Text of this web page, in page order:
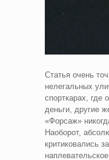
Статья очень
нелегальных
спорткарах, где
деньги, другие
«Форсаж»
Наоборот,
критиковались